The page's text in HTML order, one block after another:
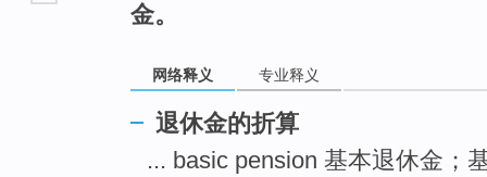
金。
网络释义 专业释义
退休金的折算
... basic pension 基本退休金；